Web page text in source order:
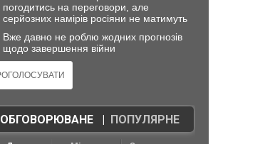
погодитись на переговори, але
серйозних намірів росіяни не матимуть
Вже давно не роблю жодних прогнозів
щодо завершення війни
ОБГОВОРЮВАНЕ| ПОПУЛЯРНЕ